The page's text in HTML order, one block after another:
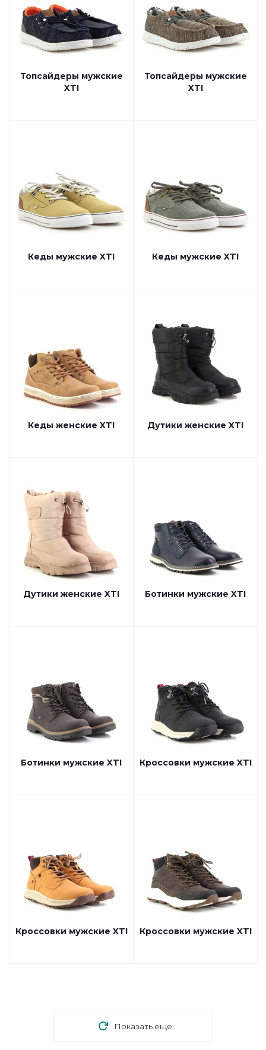
Топсайдеры мужские
XTI
Топсайдеры мужские
XTI
Кеды мужские XTI Кеды мужские XTI
Кеды женские XTI Дутики женские XTI
Дутики женские XTI Ботинки мужские XTI
Ботинки мужские XTI Кроссовки мужские XTI
Кроссовки мужские XTI Кроссовки мужские XTI
Показать еще